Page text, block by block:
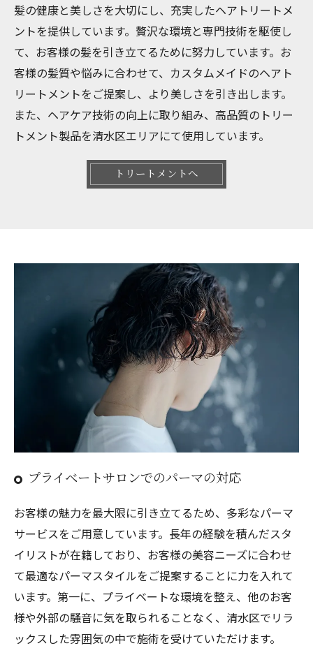
髪の健康と美しさを大切にし、充実したヘアトリートメ
ントを提供しています。贅沢な環境と専門技術を駆使し
て、お客様の髪を引き立てるために努力しています。お
客様の髪質や悩みに合わせて、カスタムメイドのヘアト
リートメントをご提案し、より美しさを引き出します。
また、ヘアケア技術の向上に取り組み、高品質のトリー
トメント製品を清水区エリアにて使用しています。
トリートメントへ
プライベートサロンでのパーマの対応
お客様の魅力を最大限に引き立てるため、多彩なパーマ
サービスをご用意しています。長年の経験を積んだスタ
イリストが在籍しており、お客様の美容ニーズに合わせ
て最適なパーマスタイルをご提案することに力を入れて
います。第一に、プライベートな環境を整え、他のお客
様や外部の騒音に気を取られることなく、清水区でリラ
ックスした雰囲気の中で施術を受けていただけます。